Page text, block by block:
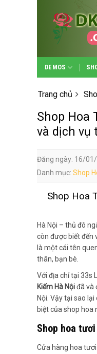
content
DEMOS
Trang chủ
Shop Hoa
và dịch vụ
Đăng ngày: 16/
Danh mục: Shop
Shop Hoa
Hà Nội – thủ đô
còn được biết đến
là một cái tên
thân, bạn bè.
Với địa chỉ tại 33s
Kiếm Hà Nộiđã và
Nội. Vậy tại sao
biệt của shop hoa
Shop hoa
Cửa hàng hoa